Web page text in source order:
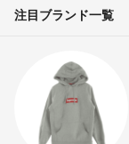
注目ブランド一覧